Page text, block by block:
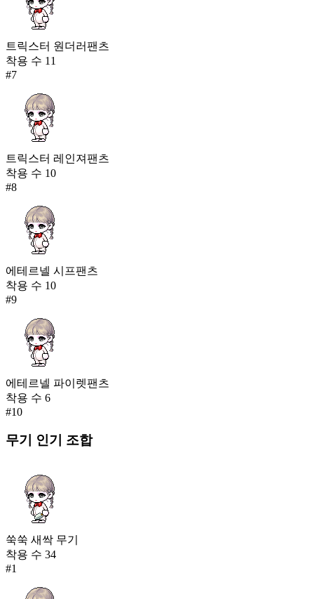
트릭스터 원더러팬츠
착용 수 11
#7
트릭스터 레인져팬츠
착용 수 10
#8
에테르넬 시프팬츠
착용 수 10
#9
에테르넬 파이렛팬츠
착용 수 6
#10
무기 인기 조합
쑥쑥 새싹 무기
착용 수 34
#1